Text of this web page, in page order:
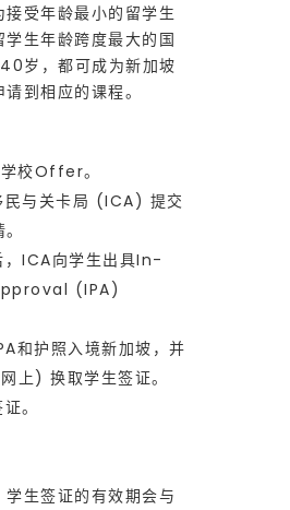
接受年龄最小的留学生
学生年龄跨度最大的国
岁，都可成为新加坡
到相应的课程。
校Offer。
民与关卡局 (ICA) 提交
，ICA向学生出具In-
(IPA)
和护照入境新加坡，并
上) 换取学生签证。
。
生签证的有效期会与